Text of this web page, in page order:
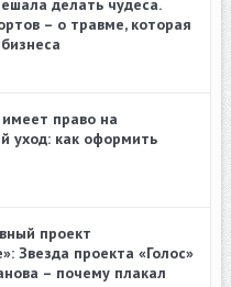
– о травме, которая
право на
уход: как оформить
проект
Звезда проекта «Голос»
– почему плакал